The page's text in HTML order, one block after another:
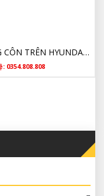
TỔNG CÔN TRÊN HYUNDAI GETZ HÀNG VALEO
0354.808.808